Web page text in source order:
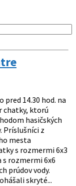
pred 14.30 hod. na
chatky, ktorú
hasičských
Príslušníci z
mesta
s rozmermi 6x3
rozmermi 6x6
prúdov vody.
skryté...